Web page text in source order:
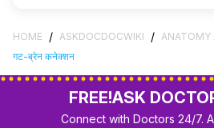
HOME / ASKDOCDOCWIKI / ANATOMY
गट-ब्रेन कनेक्शन
FREE!ASK
Connect with Doctors 24/7.